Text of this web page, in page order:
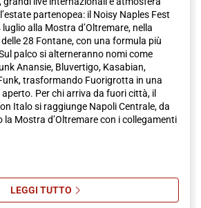
partenopea: il Noisy Naples Fest
alla Mostra d’Oltremare, nella
28 Fontane, con una formula più
palco si alterneranno nomi come
Anansie, Bluvertigo, Kasabian,
trasformando Fuorigrotta in una
Per chi arriva da fuori città, il
Italo si raggiunge Napoli Centrale, da
la Mostra d’Oltremare con i collegamenti
LEGGI TUTTOSU NOISY NAPLES FEST 2026 A